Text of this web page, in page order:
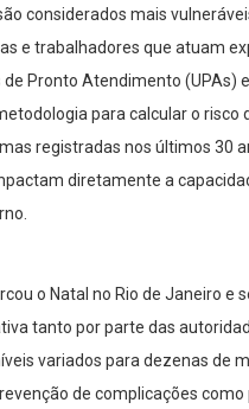
considerados mais
e trabalhadores que atuam
de Pronto Atendimento
para calcular o
registradas nos últimos 30
diretamente a
o Natal no Rio de Janeiro e
tanto por parte das
variados para dezenas de
de complicações